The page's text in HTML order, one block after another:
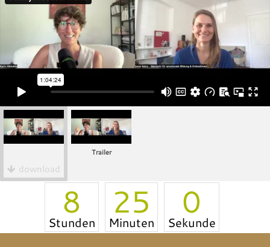
download
Trailer
8
Stunden 25
Minuten 0
Sekunde